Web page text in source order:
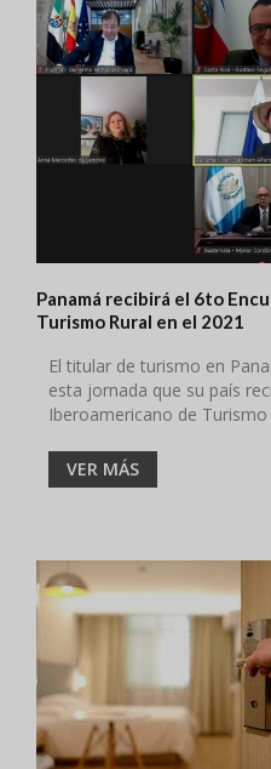
Panamá recibirá el 6to
Turismo Rural en el 2021
El titular de turismo en
esta jornada que su país
Iberoamericano de Turismo
VER MÁS